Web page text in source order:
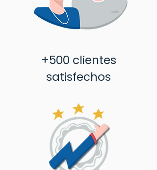
+500 clientes
satisfechos